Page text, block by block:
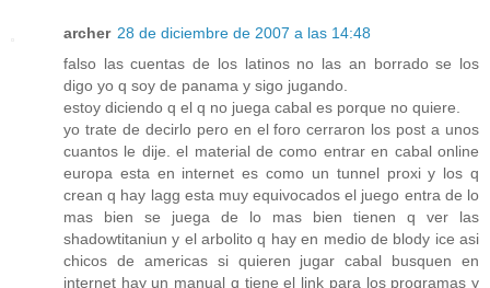
archer 28 de diciembre de 2007 a las 14:48
falso las cuentas de los latinos no las an borrado se los
digo yo q soy de panama y sigo jugando.
estoy diciendo q el q no juega cabal es porque no quiere.
yo trate de decirlo pero en el foro cerraron los post a unos
cuantos le dije. el material de como entrar en cabal online
europa esta en internet es como un tunnel proxi y los q
crean q hay lagg esta muy equivocados el juego entra de lo
mas bien se juega de lo mas bien tienen q ver las
shadowtitaniun y el arbolito q hay en medio de blody ice asi
chicos de americas si quieren jugar cabal busquen en
internet hay un manual q tiene el link para los programas y